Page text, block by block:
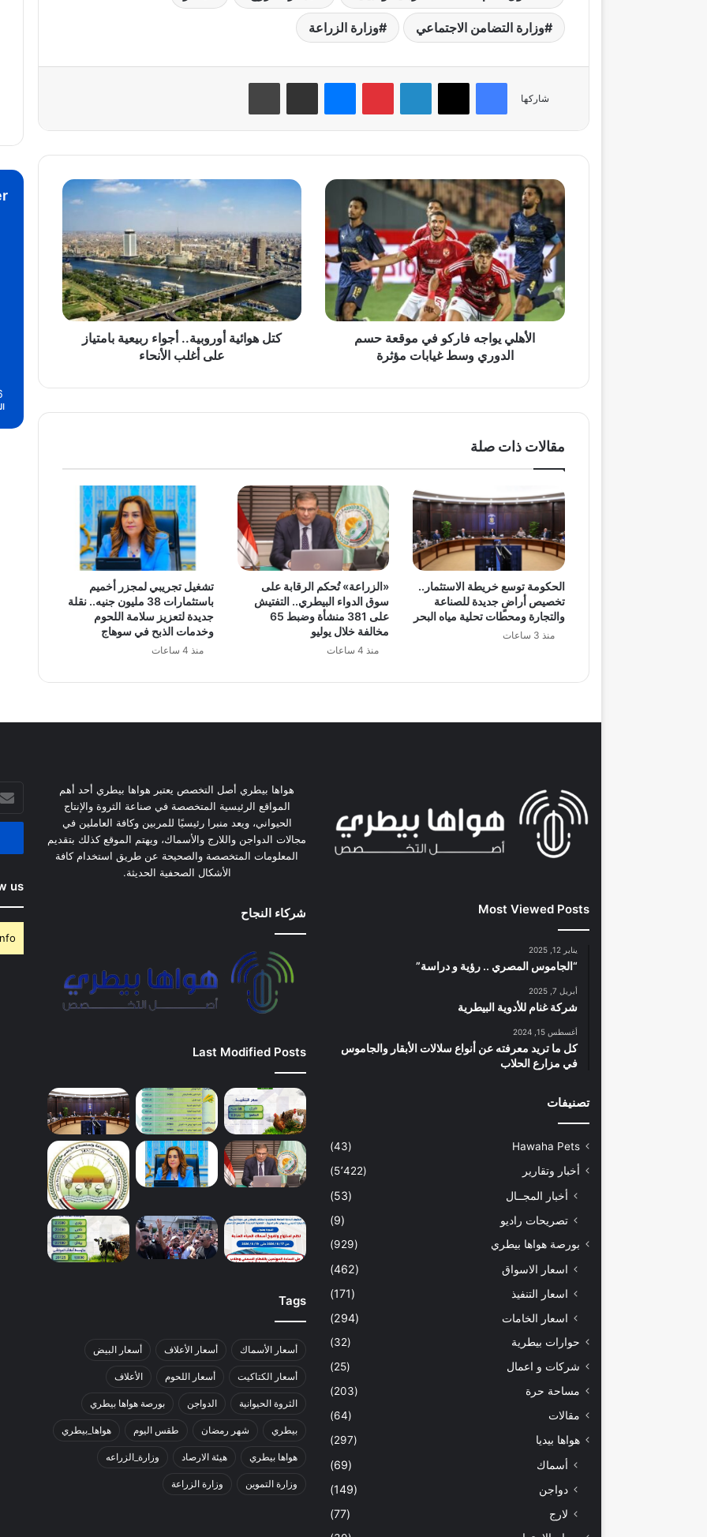
وزارة التضامن الاجتماعي وزارة الزراعة
شاركها
فيسبوك ‫X لينكدإن بينتيريستماسنجر مشاركة عبر البريد طباعة
الأهلي
يواجه
فاركو
في
موقعة
حسم
الدوري
وسط
غيابات
الأهلي يواجه فاركو في موقعة حسم
الدوري وسط غيابات مؤثرة
كتل
أجواء
ربيعية
بامتياز
على
الأنحاء
كتل هوائية أوروبية.. أجواء ربيعية بامتياز
على أغلب الأنحاء
مقالات ذات صلة
الحكومة توسع خريطة الاستثمار..
تخصيص أراضٍ جديدة للصناعة
والتجارة ومحطات تحلية مياه البحر
منذ 3 ساعات
«الزراعة» تُحكم الرقابة على
سوق الدواء البيطري.. التفتيش
على 381 منشأة وضبط 65
مخالفة خلال يوليو
منذ 4 ساعات
تشغيل تجريبي لمجزر أخميم
باستثمارات 38 مليون جنيه.. نقلة
جديدة لتعزيز سلامة اللحوم
وخدمات الذبح في سوهاج
منذ 4 ساعات
Most Viewed Posts
يناير 12, 2025
“الجاموس المصري .. رؤية و دراسة”
أبريل 7, 2025
شركة غنام للأدوية البيطرية
أغسطس 15, 2024
كل ما تريد معرفته عن أنواع سلالات الأبقار والجاموس
في مزارع الحلاب
تصنيفات
Hawaha Pets
(43)
أخبار وتقارير
(5٬422)
أخبار المجــال
(53)
تصريحات راديو
(9)
بورصة هواها بيطري (929)
اسعار الاسواق
(462)
اسعار التنفيذ
(171)
اسعار الخامات
(294)
حوارات بيطرية
(32)
شركات و اعمال
(25)
مساحة حرة
(203)
مقالات
(64)
هواها بيديا
(297)
أسماك
(69)
دواجن
(149)
لارج
(77)
هواها بيطري أصل التخصص يعتبر هواها بيطري أحد أهم
المواقع الرئيسية المتخصصة في صناعة الثروة والإنتاج
الحيواني، ويعد منبرا رئيسيًا للمربين وكافة العاملين في
مجالات الدواجن واللارج والأسماك، ويهتم الموقع كذلك بتقديم
المعلومات المتخصصة والصحيحة عن طريق استخدام كافة
الأشكال الصحفية الحديثة.
شركاء النجاح
Last Modified Posts
Tags
أسعار الأسماك أسعار الأعلاف أسعار البيض
أسعار الكتاكيت أسعار اللحوم الأعلاف
الثروة الحيوانية الدواجن بورصة هواها بيطري
بيطري شهر رمضان طقس اليوم هواها_بيطري
هواها بيطري هيئة الارصاد وزارة_الزراعه
وزارة التموين وزارة الزراعة
us